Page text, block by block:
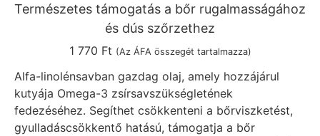
Természetes támogatás a bőr rugalmasságához
és dús szőrzethez
1 770 Ft (Az ÁFA összegét tartalmazza)
Alfa-linolénsavban gazdag olaj, amely hozzájárul
kutyája Omega-3 zsírsavszükségletének
fedezéséhez. Segíthet csökkenteni a bőrviszketést,
gyulladáscsökkentő hatású, támogatja a bőr